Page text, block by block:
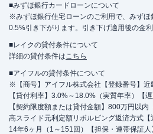
■みずほ銀行カードローンについて
※みずほ銀行住宅ローンのご利用で、みず
0.5%引き下がります。引き下げ適用後の金
■レイクの貸付条件について
詳細の貸付条件はこちら
■アイフルの貸付条件について
※【商号】アイフル株式会社【登録番号】
【貸付利率】3.0%～18.0%（実質年率）【
【契約限度額または貸付金額】800万円以
高スライド元利定額リボルビング返済方式
14年6ヶ月（1～151回）【担保・連帯保証人